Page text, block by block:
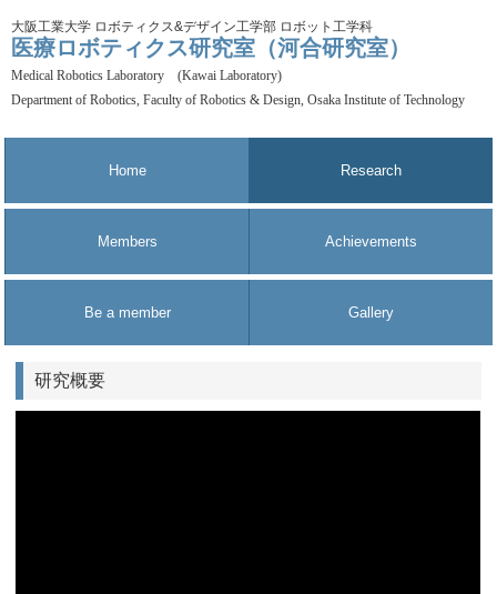
大阪工業大学 ロボティクス&デザイン工学部 ロボット工学科
医療ロボティクス研究室（河合研究室）
Medical Robotics Laboratory (Kawai Laboratory)
Department of Robotics, Faculty of Robotics & Design, Osaka Institute of Technology
Home Research
Members Achievements
Be a member Gallery
研究概要